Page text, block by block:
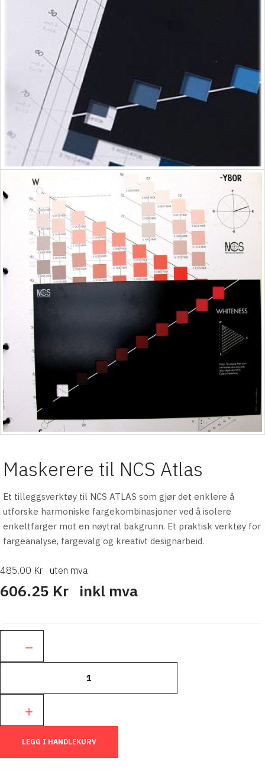
Maskerere til NCS Atlas
Et tilleggsverktøy til NCS ATLAS som gjør det enklere å
utforske harmoniske fargekombinasjoner ved å isolere
enkeltfarger mot en nøytral bakgrunn. Et praktisk verktøy for
fargeanalyse, fargevalg og kreativt designarbeid.
485.00 Kr uten mva
606.25 Kr inkl mva
LEGG I HANDLEKURV